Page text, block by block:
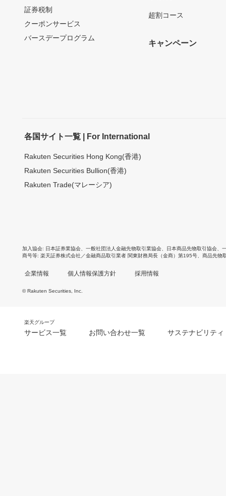
証券税制
クーポンサービス
バースデープログラム
超割コース
キャンペーン
各国サイト一覧 | For International
Rakuten Securities Hong Kong(香港)
Rakuten Securities Bullion(香港)
Rakuten Trade(マレーシア)
加入協会 日本証券業協会 一般社団法人金融先物取引業協会 日本商品先物取引協会
商号等 楽天証券株式会社／金融商品取引業者 関東財務局長（金商）第195号、商品先物
企業情報 個人情報保護方針 採用情報
© Rakuten Securities, Inc.
楽天グループ
サービス一覧 お問い合わせ一覧 サステナビリティ